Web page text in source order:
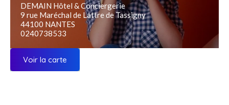
DEMAIN Hôtel & Conciergerie
9 rue Maréchal de Lattre de Tassigny
44100 NANTES
0240738533
Voir la carte